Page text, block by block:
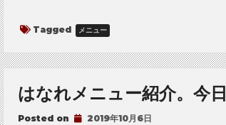
を
入
れ
Tagged メニュー
はなれメニュー紹介。今
Posted on 2019年10月6日